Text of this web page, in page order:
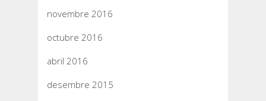
novembre 2016
octubre 2016
abril 2016
desembre 2015